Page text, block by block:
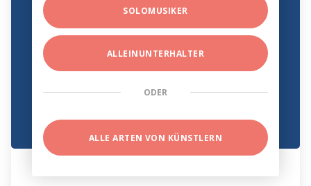
SOLOMUSIKER
ALLEINUNTERHALTER
ODER
ALLE ARTEN VON KÜNSTLERN